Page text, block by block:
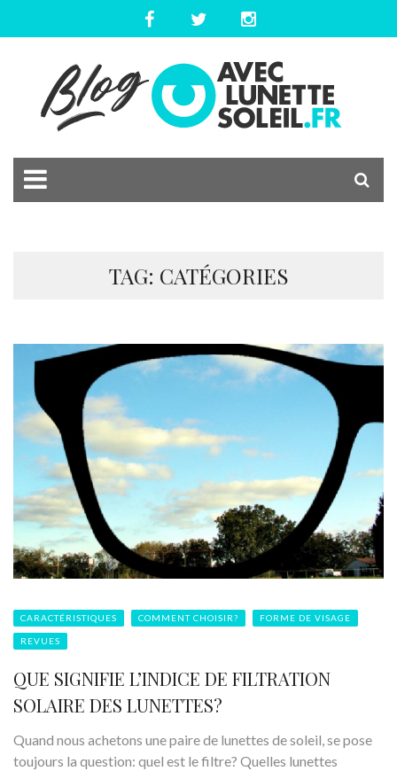
TAG: CATÉGORIES
CARACTÉRISTIQUES COMMENT CHOISIR? FORME DE VISAGE
REVUES
QUE SIGNIFIE L’INDICE DE FILTRATION
SOLAIRE DES LUNETTES?
Quand nous achetons une paire de lunettes de soleil, se pose
toujours la question: quel est le filtre? Quelles lunettes